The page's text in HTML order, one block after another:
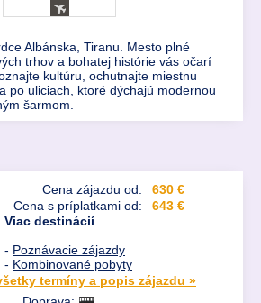
Albánska, Tiranu. Mesto plné
trhov a bohatej histórie vás očarí
kultúru, ochutnajte miestnu
po uliciach, ktoré dýchajú modernou
šarmom.
Cena zájazdu od:
630 €
Cena s príplatkami od:
643 €
Viac destinácií
- Poznávacie zájazdy
- Kombinované pobyty
termíny a popis zájazdu »